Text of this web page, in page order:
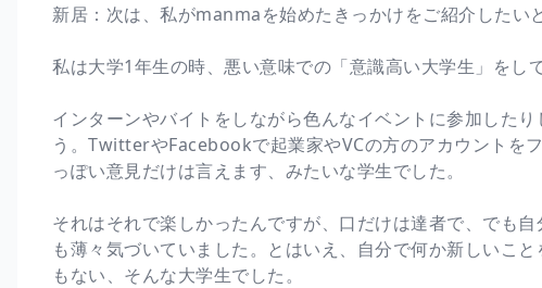
新居：次は、私がmanmaを始めたきっかけをご紹介したい
私は大学1年生の時、悪い意味での「意識高い大学生」をし
インターンやバイトをしながら色んなイベントに参加した
う。TwitterやFacebookで起業家やVCの方のアカウントを
っぽい意見だけは言えます、みたいな学生でした。
それはそれで楽しかったんですが、口だけは達者で、でも
も薄々気づいていました。とはいえ、自分で何か新しいこ
もない、そんな大学生でした。